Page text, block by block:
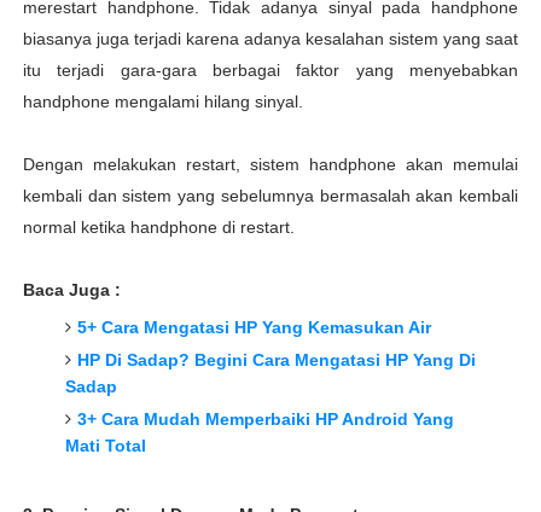
merestart handphone. Tidak adanya sinyal pada handphone
biasanya juga terjadi karena adanya kesalahan sistem yang saat
itu terjadi gara-gara berbagai faktor yang menyebabkan
handphone mengalami hilang sinyal.
Dengan melakukan restart, sistem handphone akan memulai
kembali dan sistem yang sebelumnya bermasalah akan kembali
normal ketika handphone di restart.
Baca Juga :
5+ Cara Mengatasi HP Yang Kemasukan Air
HP Di Sadap? Begini Cara Mengatasi HP Yang Di
Sadap
3+ Cara Mudah Memperbaiki HP Android Yang
Mati Total